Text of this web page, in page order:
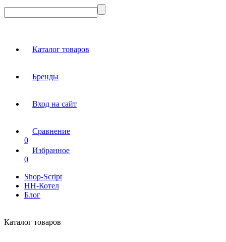
Каталог товаров
Бренды
Вход на сайт
Сравнение
0
Избранное
0
Shop-Script
НН-Котел
Блог
Каталог товаров